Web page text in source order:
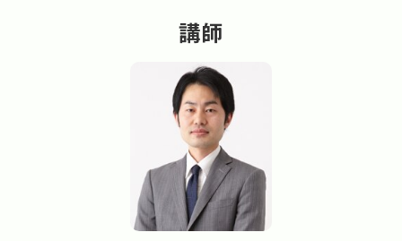
講師